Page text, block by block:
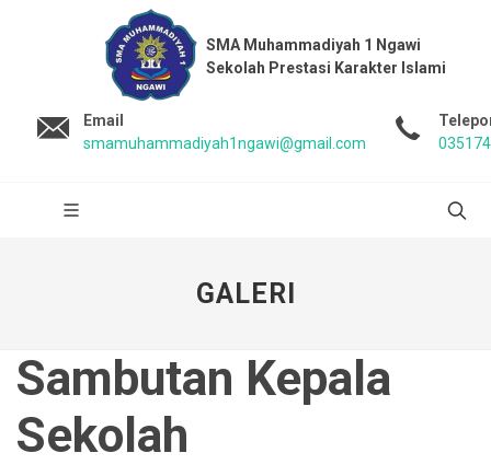
SMA Muhammadiyah 1 Ngawi
Sekolah Prestasi Karakter Islami
Email
smamuhammadiyah1ngawi@gmail.com
GALERI
Sambutan Kepala
Sekolah